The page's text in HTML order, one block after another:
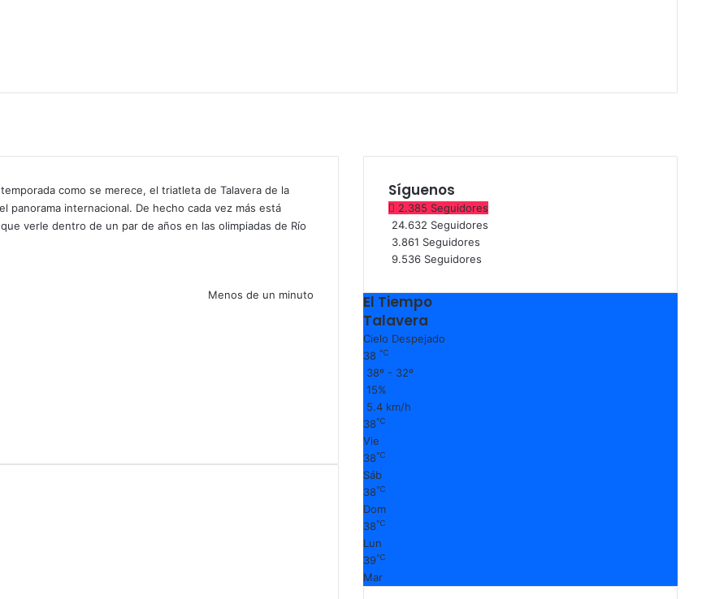
como se merece, el triatleta de Talavera de la
panorama internacional. De hecho cada vez más está
verle dentro de un par de años en las olimpiadas de Río
Menos de un minuto
Síguenos
2.385 Seguidores
24.632 Seguidores
3.861 Seguidores
9.536 Seguidores
El Tiempo
Talavera
Cielo Despejado
38℃
38º - 32º
15%
5.4 km/h
38℃
Vie
38℃
Sáb
38℃
Dom
38℃
Lun
39℃
Mar